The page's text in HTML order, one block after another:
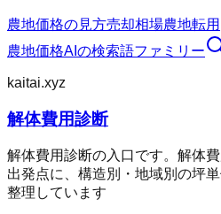
農地価格の見方売却相場農地転用
農地価格AI の検索語ファミリー
kaitai.xyz
解体費用診断
解体費用診断の入口です。解体
出発点に、構造別・地域別の坪
整理しています